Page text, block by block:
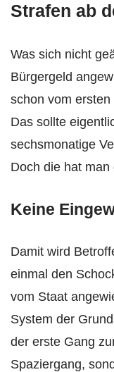
Strafen ab
Was sich nicht
Bürgergeld
schon vom
Das sollte
sechsmonatige
Doch die hat man
Keine
Damit wird
einmal den
vom Staat
System der
der erste Gang
Spaziergang,